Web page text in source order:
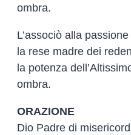
ombra.
L’associò alla
la rese madre dei
la potenza
ombra.
ORAZIONE
Dio Padre di